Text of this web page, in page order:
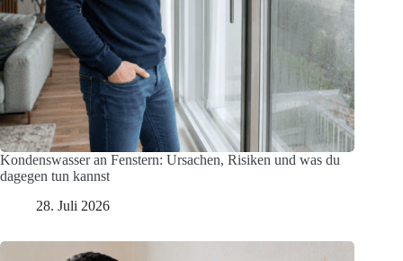
Kondenswasser an Fenstern: Ursachen, Risiken und was du
dagegen tun kannst
28. Juli 2026